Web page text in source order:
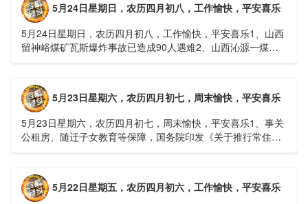
5月24日星期日，农历四月初八，工作愉快，平安喜乐
5月24日星期日，农历四月初八，工作愉快，平安喜乐1、山西
留神峪煤矿瓦斯爆炸事故已造成90人遇难2、山西沁源一煤矿
5月23日星期六，农历四月初七，周末愉快，平安喜乐
5月23日星期六，农历四月初七，周末愉快，平安喜乐1、事关
公租房、随迁子女教育等保障，国务院印发《关于推行常住地
5月22日星期五，农历四月初六，工作愉快，平安喜乐